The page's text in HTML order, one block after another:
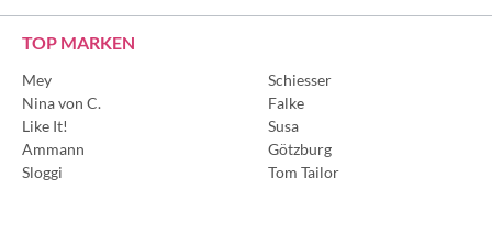
TOP MARKEN
Mey
Nina von C.
Like It!
Ammann
Sloggi
Schiesser
Falke
Susa
Götzburg
Tom Tailor